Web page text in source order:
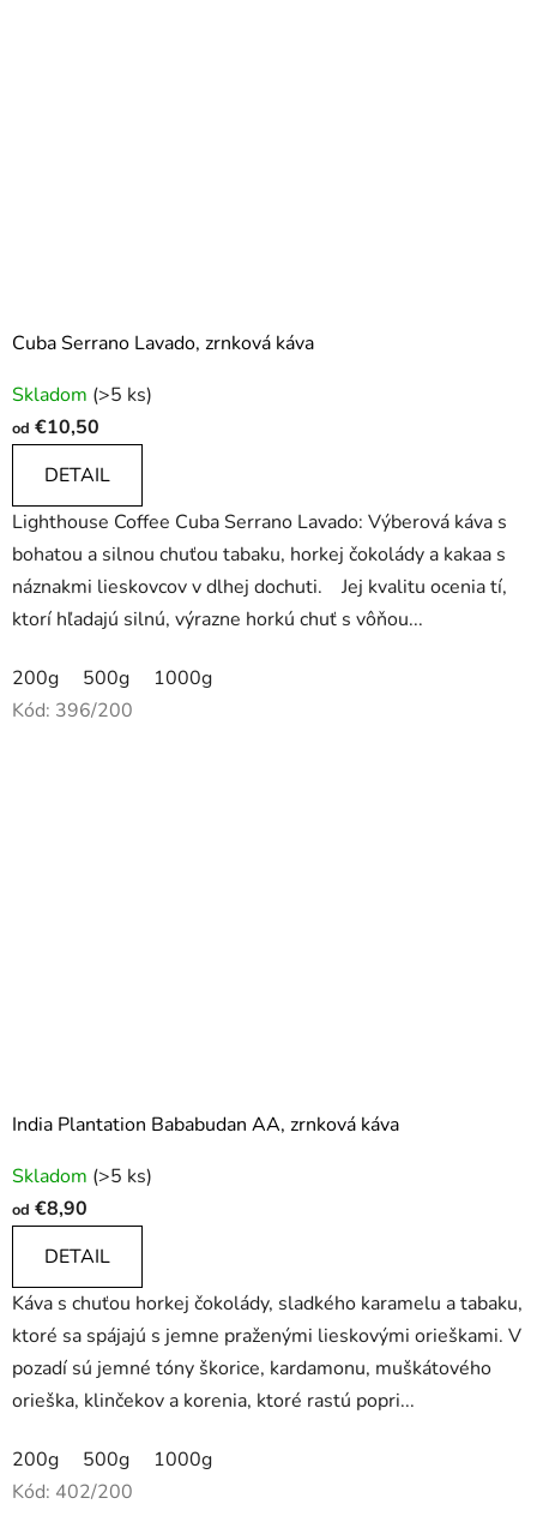
Cuba Serrano Lavado, zrnková káva
hodnotenie
produktu
5,0
z
5
hviezdičiek.
Skladom (>5 ks)
od €10,50
DETAIL
Lighthouse Coffee Cuba Serrano Lavado: Výberová káva s
bohatou a silnou chuťou tabaku, horkej čokolády a kakaa s
náznakmi lieskovcov v dlhej dochuti. Jej kvalitu ocenia tí,
ktorí hľadajú silnú, výrazne horkú chuť s vôňou...
200g 500g
1000g
Kód: 396/200
India Plantation Bababudan AA, zrnková káva
hodnotenie
produktu
4,5
z
5
hviezdičiek.
Skladom (>5 ks)
od €8,90
DETAIL
Káva s chuťou horkej čokolády, sladkého karamelu a tabaku,
ktoré sa spájajú s jemne praženými lieskovými orieškami. V
pozadí sú jemné tóny škorice, kardamonu, muškátového
orieška, klinčekov a korenia, ktoré rastú popri...
200g 500g
1000g
Kód: 402/200